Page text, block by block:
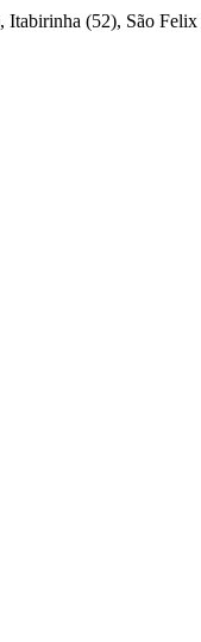
(52), São